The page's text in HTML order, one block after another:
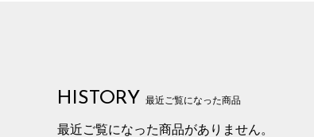
HISTORY 最近ご覧になった商品
最近ご覧になった商品がありません。